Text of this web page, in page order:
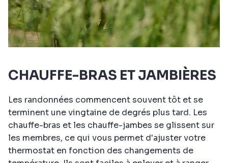
CHAUFFE-BRAS ET JAMBIÈRES
Les randonnées commencent souvent tôt et se
terminent une vingtaine de degrés plus tard. Les
chauffe-bras et les chauffe-jambes se glissent sur
les membres, ce qui vous permet d'ajuster votre
thermostat en fonction des changements de